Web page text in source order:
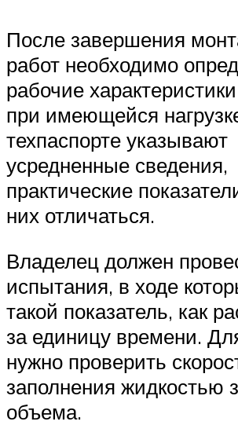
После завершения
работ необходимо
рабочие характеристики
при имеющейся
техпаспорте указывают
усредненные сведения,
практические
них отличаться.
Владелец должен
испытания, в ходе
такой показатель, как
за единицу времени.
нужно проверить
заполнения жидкостью
объема.